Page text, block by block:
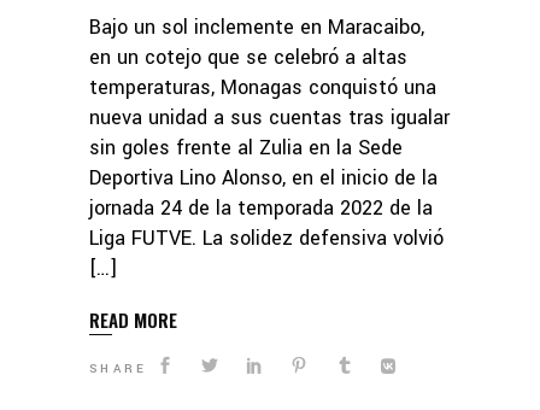
Bajo un sol inclemente en Maracaibo,
en un cotejo que se celebró a altas
temperaturas, Monagas conquistó una
nueva unidad a sus cuentas tras igualar
sin goles frente al Zulia en la Sede
Deportiva Lino Alonso, en el inicio de la
jornada 24 de la temporada 2022 de la
Liga FUTVE. La solidez defensiva volvió
[…]
READ MORE
SHARE